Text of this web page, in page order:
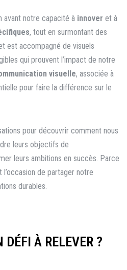
avant notre capacité à innover et à
, tout en surmontant des
est accompagné de visuels
qui prouvent l’impact de notre
visuelle, associée à
pour faire la différence sur le
pour découvrir comment nous
leurs objectifs de
leurs ambitions en succès. Parce
l’occasion de partager notre
durables.
DÉFI À RELEVER ?